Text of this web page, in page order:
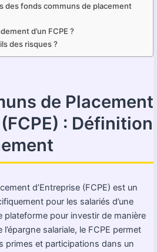
des fonds communs de placement
d’un FCPE ?
des risques ?
de Placement
: Définition
d’Entreprise (FCPE) est un
pour les salariés d’une
plateforme pour investir de manière
salariale, le FCPE permet
primes et participations dans un